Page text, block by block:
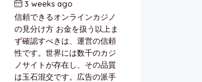
3 weeks ago
信頼できるオンラインカジノ
の見分け方 お金を扱う以上ま
ず確認すべきは、運営の信頼
性です。世界には数千のカジ
ノサイトが存在し、その品質
は玉石混交です。広告の派手